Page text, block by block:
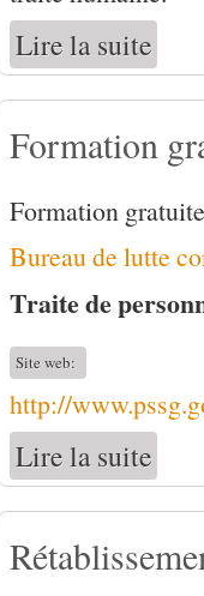
Lire la suite
Formation
Formation
Bureau de lutte
Traite de
Site web:
http://
Lire la suite